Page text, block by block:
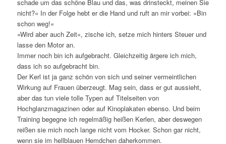
schade um das schöne Blau und das, was drinsteckt, meinen Sie
nicht?« In der Folge hebt er die Hand und ruft an mir vorbei: »Bin
schon weg!«
»Wird aber auch Zeit«, zische ich, setze mich hinters Steuer und
lasse den Motor an.
Immer noch bin ich aufgebracht. Gleichzeitig ärgere ich mich,
dass ich so aufgebracht bin.
Der Kerl ist ja ganz schön von sich und seiner vermeintlichen
Wirkung auf Frauen überzeugt. Mag sein, dass er gut aussieht,
aber das tun viele tolle Typen auf Titelseiten von
Hochglanzmagazinen oder auf Kinoplakaten ebenso. Und beim
Training begegne ich regelmäßig heißen Kerlen, aber deswegen
reißen sie mich noch lange nicht vom Hocker. Schon gar nicht,
wenn sie im hellblauen Hemdchen daherkommen.